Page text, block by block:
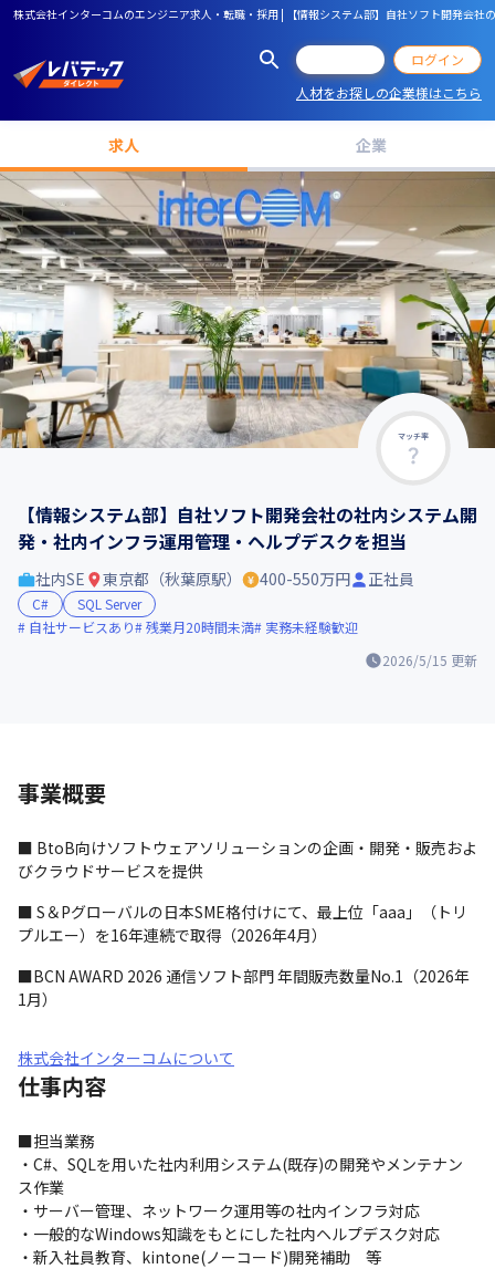
株式会社インターコムのエンジニア求人・転職・採用 | 【情報システム部】自社ソフト開発会
ログイン
人材をお探しの企業様はこちら
求人 企業
マッチ率
【情報システム部】自社ソフト開発会社の社内システム開
発・社内インフラ運用管理・ヘルプデスクを担当
2026/5/15 更新
社内SE 東京都（秋葉原駅） 400-550万円 正社員
C#
SQL Server
自社サービスあり
残業月20時間未満 実務未経験歓迎
事業概要
■ BtoB向けソフトウェアソリューションの企画・開発・販売およ
びクラウドサービスを提供
■ S＆Pグローバルの日本SME格付けにて、最上位「aaa」（トリ
プルエー）を16年連続で取得（2026年4月）
■BCN AWARD 2026 通信ソフト部門 年間販売数量No.1（2026年
1月）
株式会社インターコムについて
仕事内容
■担当業務
・C#、SQLを用いた社内利用システム(既存)の開発やメンテナン
ス作業
・サーバー管理、ネットワーク運用等の社内インフラ対応
・一般的なWindows知識をもとにした社内ヘルプデスク対応
・新入社員教育、kintone(ノーコード)開発補助　等